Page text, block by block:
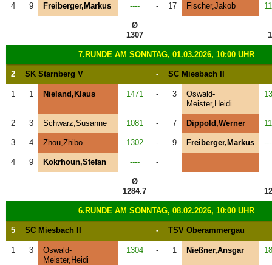
4 9 Freiberger,Markus ---- - 17 Fischer,Jakob
Ø
1307
7.RUNDE AM SONNTAG, 01.03.2026, 10:00 UHR
2 SK Starnberg V - SC Miesbach II
1 1 Nieland,Klaus 1471 - 3
Oswald-
Meister,Heidi
2 3 Schwarz,Susanne 1081 - 7 Dippold,Werner
3 4 Zhou,Zhibo 1302 - 9 Freiberger,Markus
4 9 Kokrhoun,Stefan ---- -
Ø
1284.7
6.RUNDE AM SONNTAG, 08.02.2026, 10:00 UHR
5 SC Miesbach II - TSV Oberammergau
1 3
Oswald-
Meister,Heidi
1304 - 1 Nießner,Ansgar